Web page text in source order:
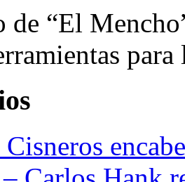
“El
Cisneros